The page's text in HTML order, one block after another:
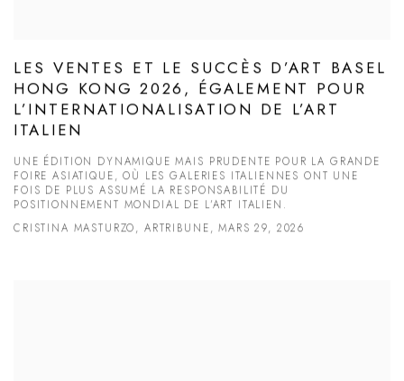
LES VENTES ET LE SUCCÈS D’ART BASEL
HONG KONG 2026, ÉGALEMENT POUR
L’INTERNATIONALISATION DE L’ART
ITALIEN
UNE ÉDITION DYNAMIQUE MAIS PRUDENTE POUR LA GRANDE
FOIRE ASIATIQUE, OÙ LES GALERIES ITALIENNES ONT UNE
FOIS DE PLUS ASSUMÉ LA RESPONSABILITÉ DU
POSITIONNEMENT MONDIAL DE L’ART ITALIEN.
CRISTINA MASTURZO, ARTRIBUNE, MARS 29, 2026